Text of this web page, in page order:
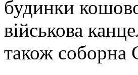
будинки
військова
також соборна